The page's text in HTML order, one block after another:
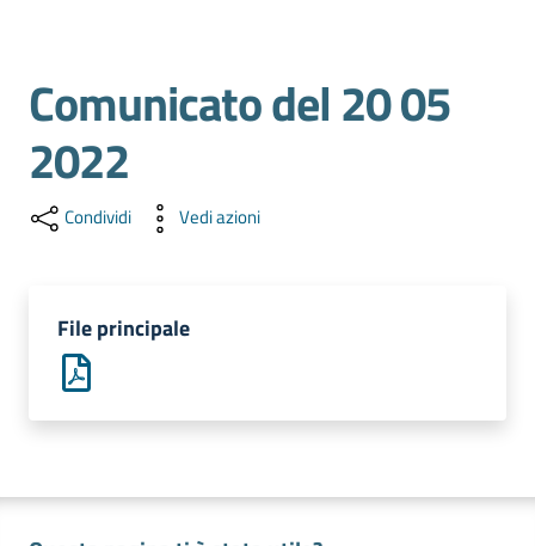
Gestire
Promuovere
territorio
Tutelare
Consumatore
Comunicato del 20 05
2022
Condividi Vedi azioni
File principale